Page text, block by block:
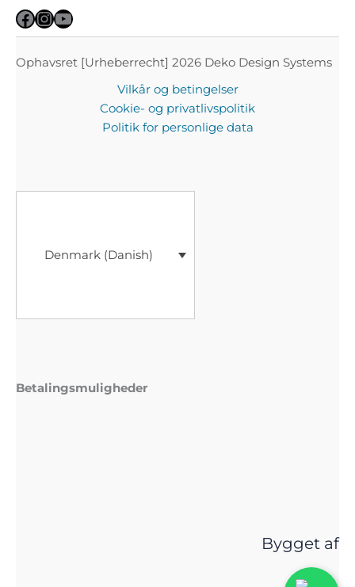
Facebook
Instagram
YouTube
Ophavsret [Urheberrecht] 2026 Deko Design Systems
Vilkår og betingelser
Cookie- og privatlivspolitik
Politik for personlige data
Denmark (Danish)
Betalingsmuligheder
Bygget af